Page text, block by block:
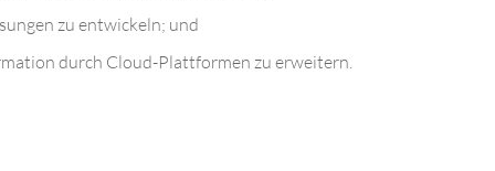
zu entwickeln; und
durch Cloud-Plattformen zu erweitern.